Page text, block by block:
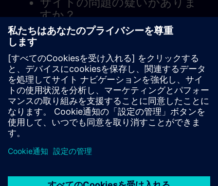
すか？
問題を報告